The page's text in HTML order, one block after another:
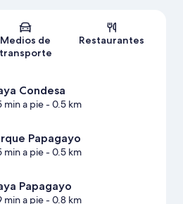
Medios de
transporte
Restaurantes
Condesa
min a pie- 0.5 km
Papagayo
min a pie- 0.5 km
Papagayo
min a pie- 0.8 km